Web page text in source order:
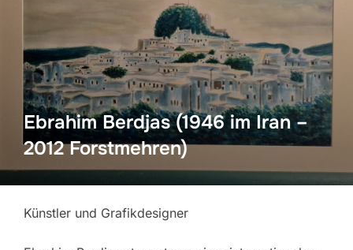
Ebrahim Berdjas (1946 im Iran –
2012 Forstmehren)
Künstler und Grafikdesigner